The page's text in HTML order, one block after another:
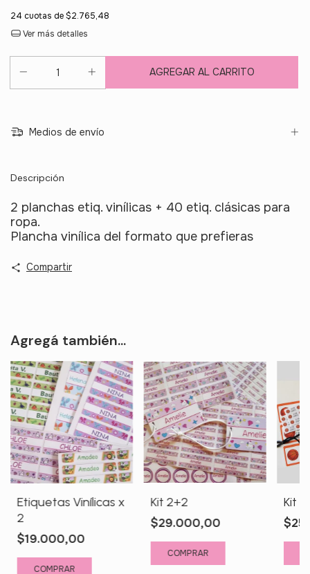
24 cuotas de$2.765,48
Ver más detalles
Medios de envío
Descripción
2 planchas etiq. vinílicas + 40 etiq. clásicas para
ropa.
Plancha vinílica del formato que prefieras
Compartir
Agregá también...
Etiquetas Vinílicas x
2
$19.000,00
Kit 2+2
$29.000,00
Kit